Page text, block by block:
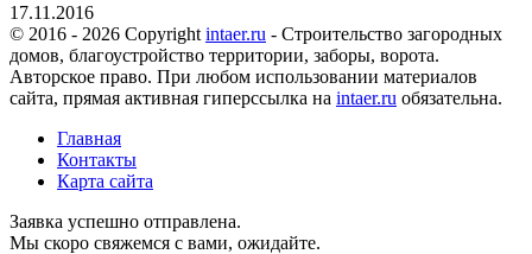
17.11.2016
© 2016 - 2026 Copyright intaer.ru - Cтроительство загородных
домов, благоустройство территории, заборы, ворота.
Авторское право. При любом использовании материалов
сайта, прямая активная гиперссылка на intaer.ru обязательна.
Главная
Контакты
Карта сайта
Заявка успешно отправлена.
Мы скоро свяжемся с вами, ожидайте.